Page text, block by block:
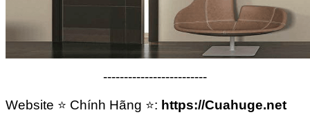
-------------------------
Website ⭐ Chính Hãng ⭐: https://Cuahuge.net